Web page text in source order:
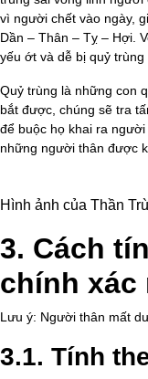
vì người chết vào ngày,
Dần – Thân – Tỵ – Hợi.
yếu ớt và dễ bị quỷ trùng
Quỷ trùng là những con
bắt được, chúng sẽ tra
để buộc họ khai ra
những người thân được
Hình ảnh của Thần
3. Cách
chính xác
Lưu ý: Người thân mất
3.1. Tính